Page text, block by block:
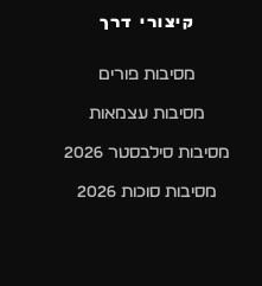
קיצורי דרך
מסיבות פורים
מסיבות עצמאות
מסיבות סילבסטר 2026
מסיבות סוכות 2026